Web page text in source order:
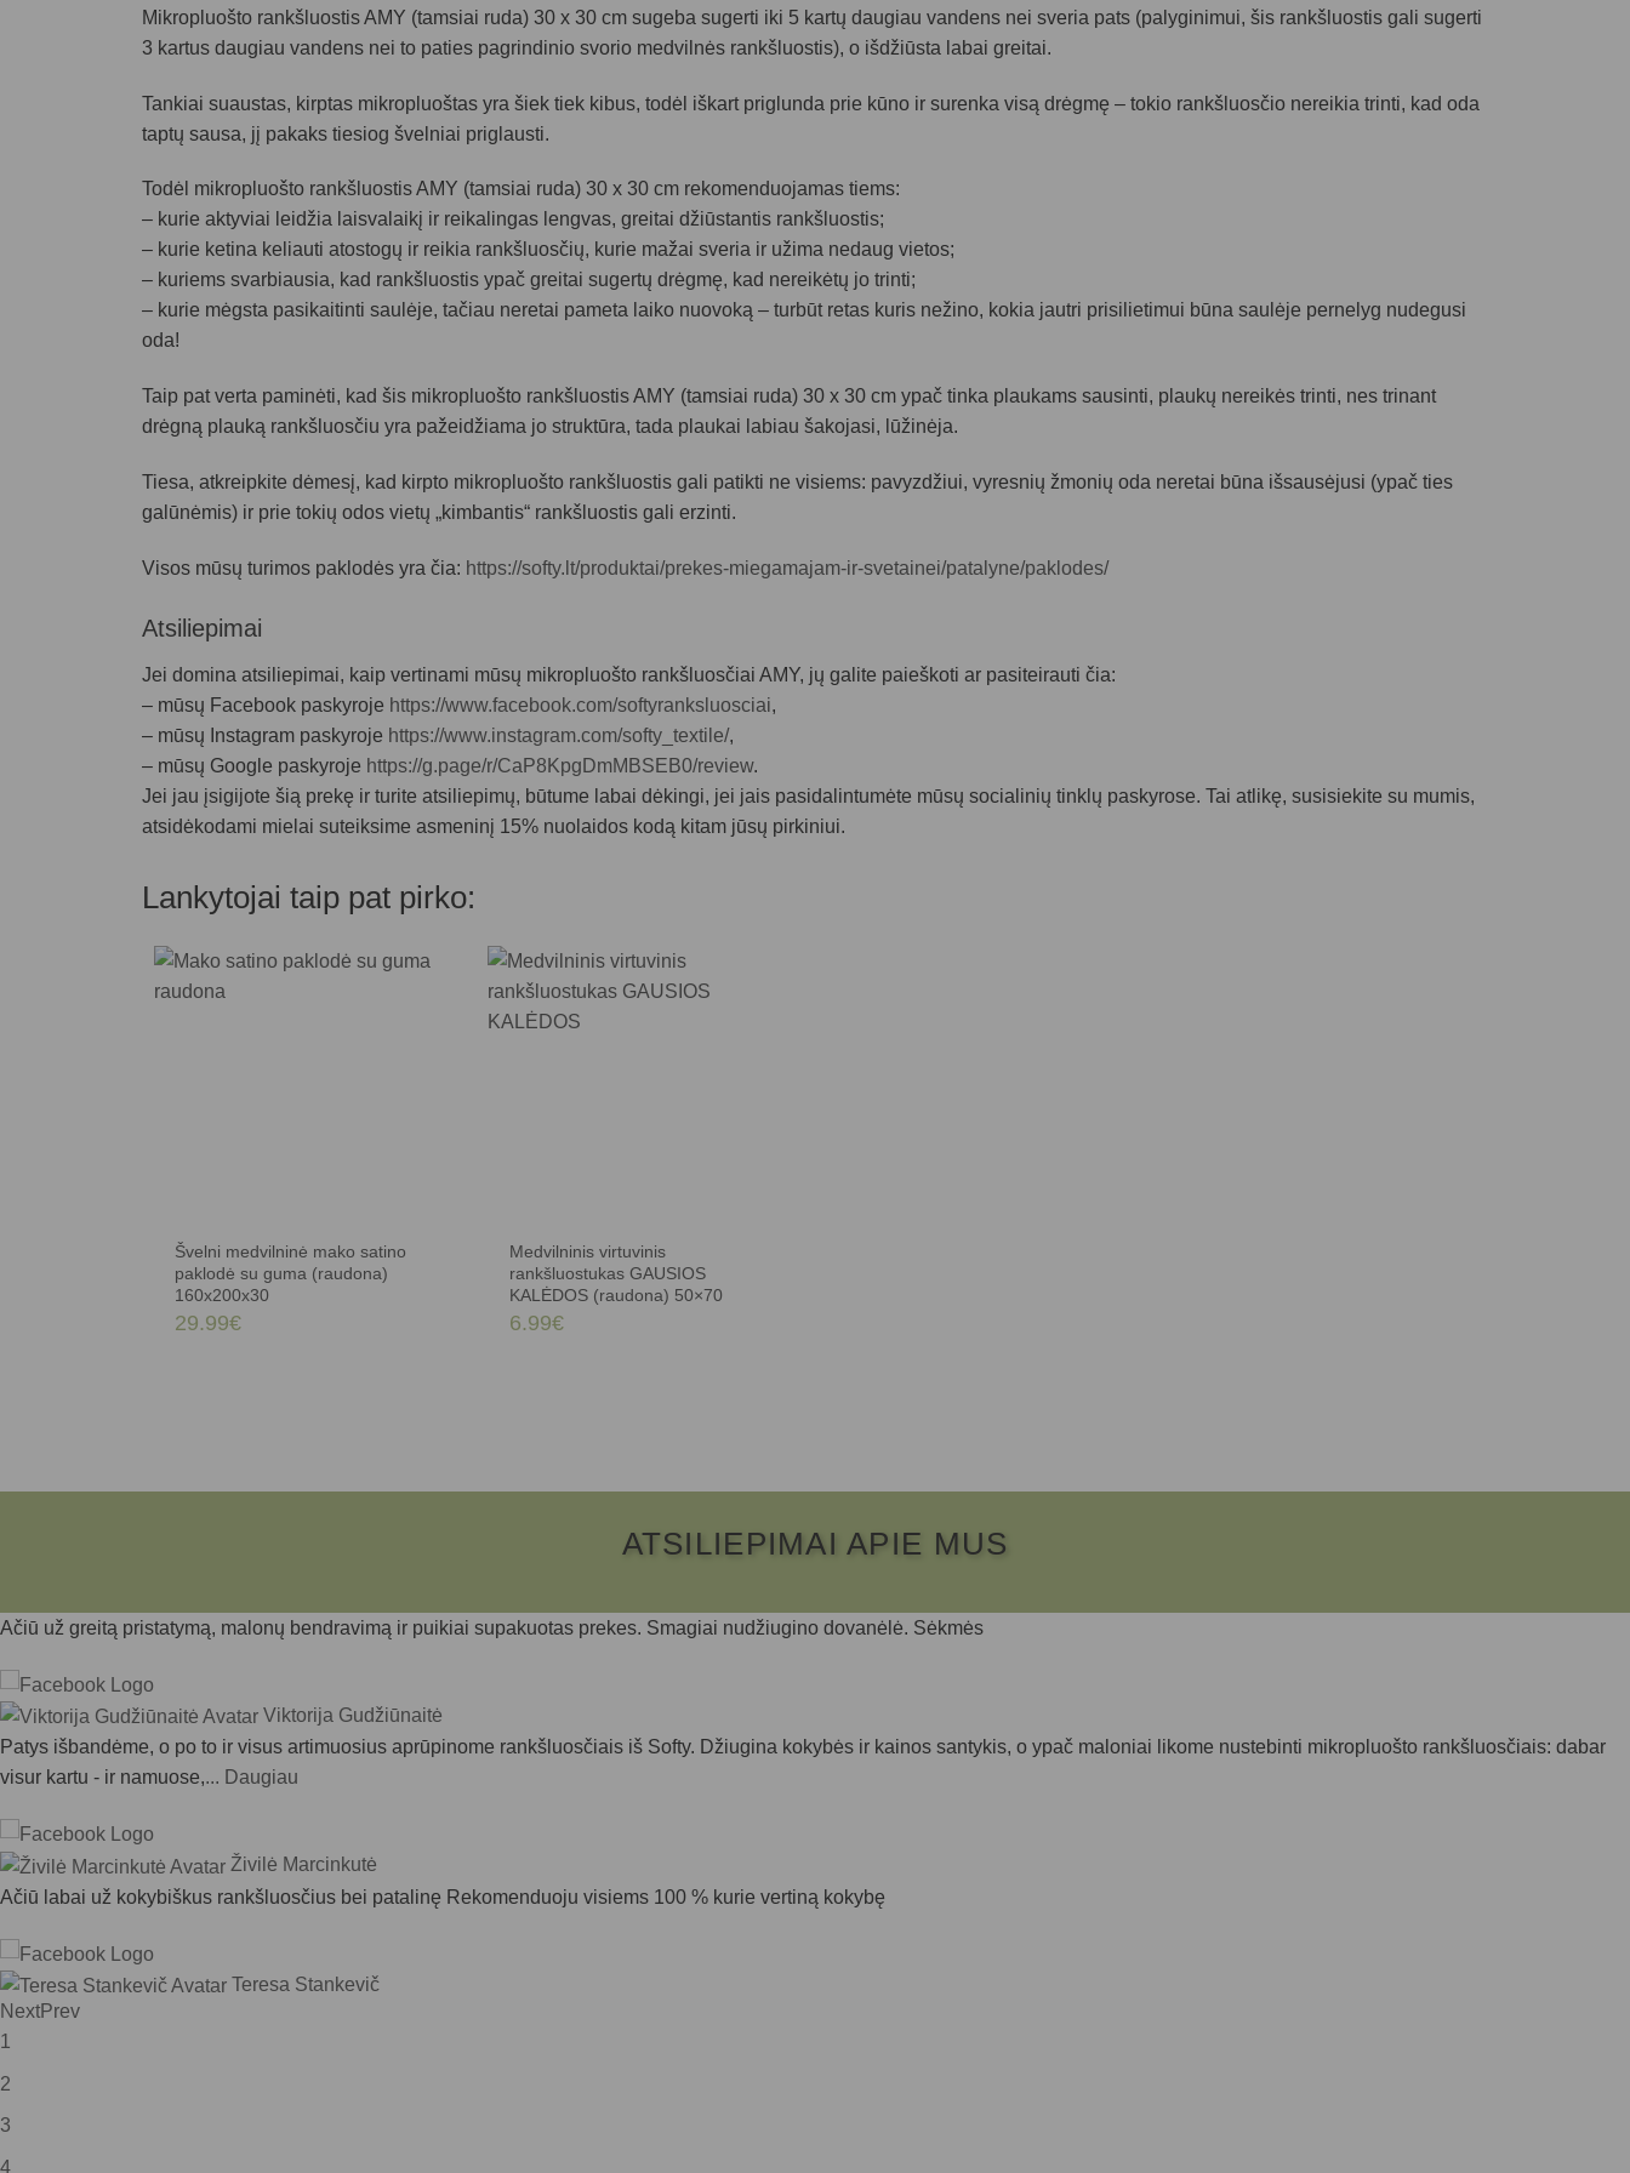
Mikropluošto rankšluostis AMY (tamsiai ruda) 30 x 30 cm sugeba sugerti iki 5 kartų daugiau vandens nei sveria pats (palyginimui, šis rankšluostis gali sugerti
3 kartus daugiau vandens nei to paties pagrindinio svorio medvilnės rankšluostis), o išdžiūsta labai greitai.
Tankiai suaustas, kirptas mikropluoštas yra šiek tiek kibus, todėl iškart priglunda prie kūno ir surenka visą drėgmę – tokio rankšluosčio nereikia trinti, kad oda
taptų sausa, jį pakaks tiesiog švelniai priglausti.
Todėl mikropluošto rankšluostis AMY (tamsiai ruda) 30 x 30 cm rekomenduojamas tiems:
– kurie aktyviai leidžia laisvalaikį ir reikalingas lengvas, greitai džiūstantis rankšluostis;
– kurie ketina keliauti atostogų ir reikia rankšluosčių, kurie mažai sveria ir užima nedaug vietos;
– kuriems svarbiausia, kad rankšluostis ypač greitai sugertų drėgmę, kad nereikėtų jo trinti;
– kurie mėgsta pasikaitinti saulėje, tačiau neretai pameta laiko nuovoką – turbūt retas kuris nežino, kokia jautri prisilietimui būna saulėje pernelyg nudegusi
oda!
Taip pat verta paminėti, kad šis mikropluošto rankšluostis AMY (tamsiai ruda) 30 x 30 cm ypač tinka plaukams sausinti, plaukų nereikės trinti, nes trinant
drėgną plauką rankšluosčiu yra pažeidžiama jo struktūra, tada plaukai labiau šakojasi, lūžinėja.
Tiesa, atkreipkite dėmesį, kad kirpto mikropluošto rankšluostis gali patikti ne visiems: pavyzdžiui, vyresnių žmonių oda neretai būna išsausėjusi (ypač ties
galūnėmis) ir prie tokių odos vietų „kimbantis“ rankšluostis gali erzinti.
Visos mūsų turimos paklodės yra čia: https://softy.lt/produktai/prekes-miegamajam-ir-svetainei/patalyne/paklodes/
Atsiliepimai
Jei domina atsiliepimai, kaip vertinami mūsų mikropluošto rankšluosčiai AMY, jų galite paieškoti ar pasiteirauti čia:
– mūsų Facebook paskyroje https://www.facebook.com/softyranksluosciai,
– mūsų Instagram paskyroje https://www.instagram.com/softy_textile/,
– mūsų Google paskyroje https://g.page/r/CaP8KpgDmMBSEB0/review.
Jei jau įsigijote šią prekę ir turite atsiliepimų, būtume labai dėkingi, jei jais pasidalintumėte mūsų socialinių tinklų paskyrose. Tai atlikę, susisiekite su mumis,
atsidėkodami mielai suteiksime asmeninį 15% nuolaidos kodą kitam jūsų pirkiniui.
Lankytojai taip pat pirko:
Švelni medvilninė mako satino
paklodė su guma (raudona)
160x200x30
29.99€
Medvilninis virtuvinis
rankšluostukas GAUSIOS
KALĖDOS (raudona) 50×70
6.99€
ATSILIEPIMAI APIE MUS
Ačiū už greitą pristatymą, malonų bendravimą ir puikiai supakuotas prekes. Smagiai nudžiugino dovanėlė. Sėkmės
Viktorija Gudžiūnaitė
Patys išbandėme, o po to ir visus artimuosius aprūpinome rankšluosčiais iš Softy. Džiugina kokybės ir kainos santykis, o ypač maloniai likome nustebinti mikropluošto rankšluosčiais: dabar
visur kartu - ir namuose,... Daugiau
Živilė Marcinkutė
Ačiū labai už kokybiškus rankšluosčius bei patalinę Rekomenduoju visiems 100 % kurie vertiną kokybę
Teresa Stankevič
NextPrev
1
2
3
4